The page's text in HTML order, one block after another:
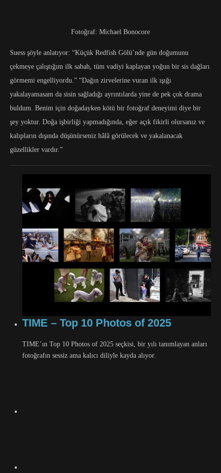
Fotoğraf: Michael Bonocore
Suess şöyle anlatıyor: “Küçük Redfish Gölü’nde gün doğumunu
çekmeye çalıştığım ilk sabah, tüm vadiyi kaplayan yoğun bir sis dağları
görmemi engelliyordu.” “Dağın zirvelerine vuran ilk ışığı
yakalayamasam da sisin sağladığı ayrıntılarda yine de pek çok drama
buldum. Benim için doğadayken kötü bir fotoğraf deneyimi diye bir
şey yoktur. Doğa işbirliği yapmadığında, eğer açık fikirli olursanız ve
kalıpların dışında düşünürseniz hâlâ görülecek ve yakalanacak
güzellikler vardır.”
TIME – Top 10 Photos of 2025
TIME’ın Top 10 Photos of 2025 seçkisi, bir yılı tanımlayan anları
fotoğrafın sessiz ama kalıcı diliyle kayda alıyor.